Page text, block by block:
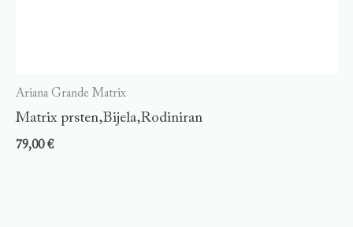
Ariana Grande Matrix
Matrix prsten,Bijela,Rodiniran
79,00€